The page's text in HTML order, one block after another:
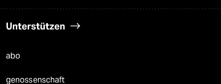
Unterstützen
abo
genossenschaft